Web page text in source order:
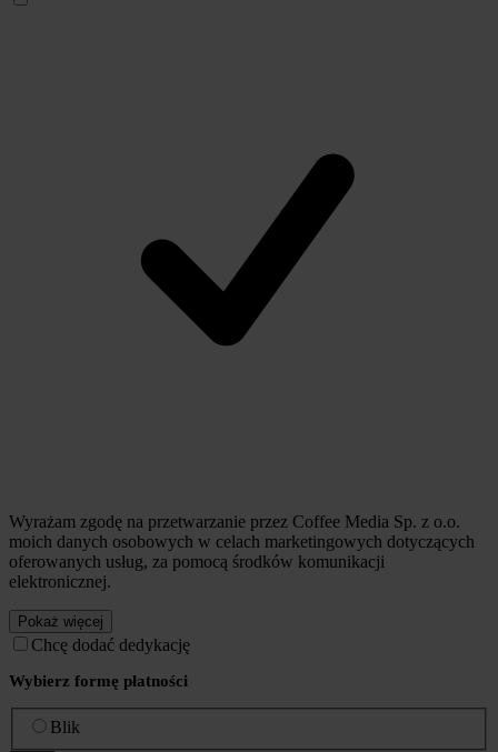
Wyrażam zgodę na przetwarzanie przez Coffee Media Sp. z o.o.
moich danych osobowych w celach marketingowych dotyczących
oferowanych usług, za pomocą środków komunikacji
elektronicznej.
Pokaż więcej
Chcę dodać dedykację
Wybierz formę płatności
Blik